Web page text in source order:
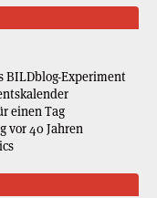
BILDblog-Experiment
einen Tag
vor 40 Jahren